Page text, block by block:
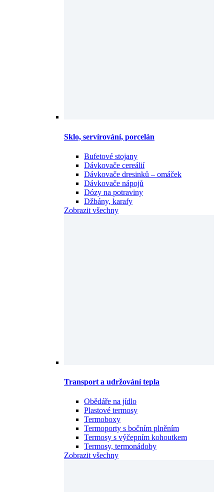
Sklo, servírování, porcelán
Bufetové stojany
Dávkovače cereálií
Dávkovače dresinků – omáček
Dávkovače nápojů
Dózy na potraviny
Džbány, karafy
Zobrazit všechny
Transport a udržování tepla
Obědáře na jídlo
Plastové termosy
Termoboxy
Termoporty s bočním plněním
Termosy s výčepním kohoutkem
Termosy, termonádoby
Zobrazit všechny